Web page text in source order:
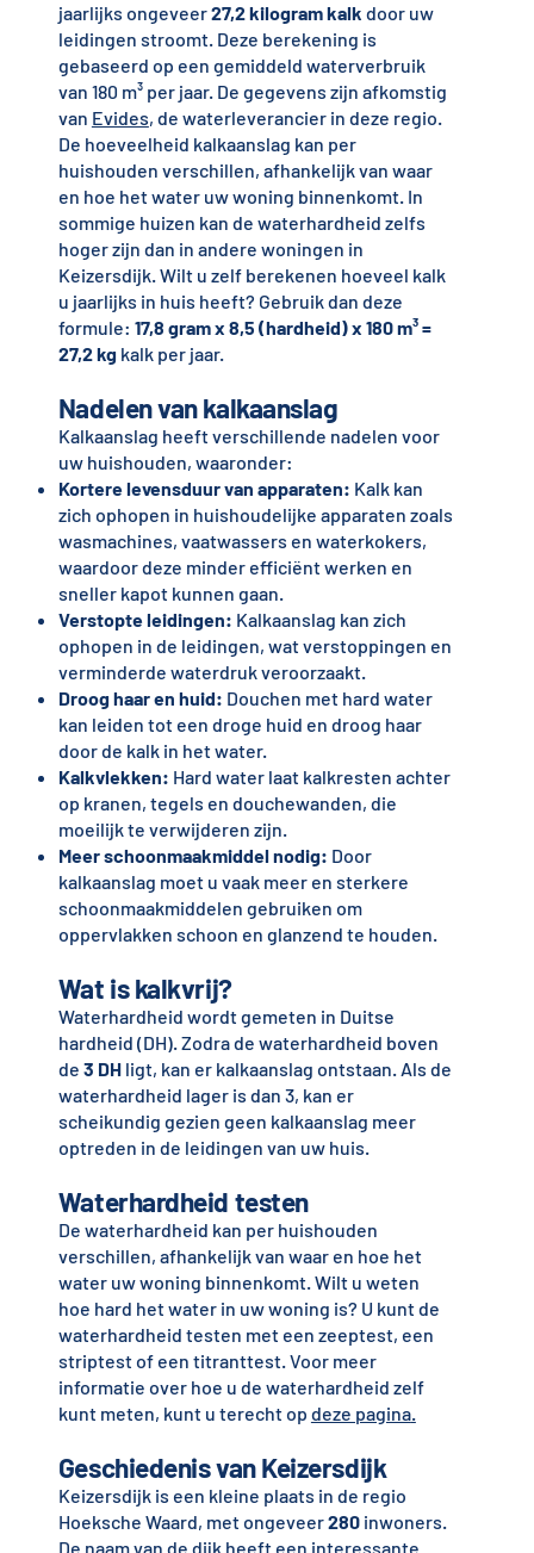
jaarlijks ongeveer27,2 kilogram kalk door uw
leidingen stroomt. Deze berekening is
gebaseerd op een gemiddeld waterverbruik
van 180 m³ per jaar. De gegevens zijn afkomstig
van Evides, de waterleverancier in deze regio.
De hoeveelheid kalkaanslag kan per
huishouden verschillen, afhankelijk van waar
en hoe het water uw woning binnenkomt. In
sommige huizen kan de waterhardheid zelfs
hoger zijn dan in andere woningen in
Keizersdijk. Wilt u zelf berekenen hoeveel kalk
u jaarlijks in huis heeft? Gebruik dan deze
formule: 17,8 gram x 8,5 (hardheid) x 180 m³ =
27,2 kgkalk per jaar.
Nadelen van kalkaanslag
Kalkaanslag heeft verschillende nadelen voor
uw huishouden, waaronder:
Kortere levensduur van apparaten: Kalk kan
zich ophopen in huishoudelijke apparaten zoals
wasmachines, vaatwassers en waterkokers,
waardoor deze minder efficiënt werken en
sneller kapot kunnen gaan.
Verstopte leidingen: Kalkaanslag kan zich
ophopen in de leidingen, wat verstoppingen en
verminderde waterdruk veroorzaakt.
Droog haar en huid: Douchen met hard water
kan leiden tot een droge huid en droog haar
door de kalk in het water.
Kalkvlekken: Hard water laat kalkresten achter
op kranen, tegels en douchewanden, die
moeilijk te verwijderen zijn.
Meer schoonmaakmiddel nodig: Door
kalkaanslag moet u vaak meer en sterkere
schoonmaakmiddelen gebruiken om
oppervlakken schoon en glanzend te houden.
Wat is kalkvrij?
Waterhardheid wordt gemeten in Duitse
hardheid (DH). Zodra de waterhardheid boven
de 3 DHligt, kan er kalkaanslag ontstaan. Als de
waterhardheid lager is dan 3, kan er
scheikundig gezien geen kalkaanslag meer
optreden in de leidingen van uw huis.
Waterhardheid testen
De waterhardheid kan per huishouden
verschillen, afhankelijk van waar en hoe het
water uw woning binnenkomt. Wilt u weten
hoe hard het water in uw woning is? U kunt de
waterhardheid testen met een zeeptest, een
striptest of een titranttest. Voor meer
informatie over hoe u de waterhardheid zelf
kunt meten, kunt u terecht op deze pagina.
Geschiedenis van Keizersdijk
Keizersdijk is een kleine plaats in de regio
Hoeksche Waard, met ongeveer280inwoners.
De naam van de dijk heeft een interessante